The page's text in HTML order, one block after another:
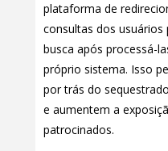
plataforma de
consultas dos
busca após processá-
próprio sistema. Isso
por trás do
e aumentem a
patrocinados.